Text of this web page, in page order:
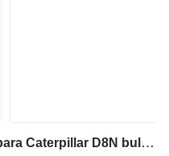
234-8945 enfriador de aceite para Caterpillar D8N bulldozer